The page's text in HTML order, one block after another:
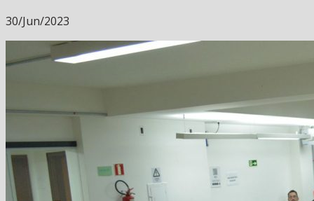
30/Jun/2023